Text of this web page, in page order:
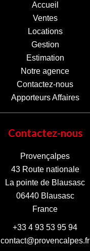
Accueil
Ventes
Locations
Gestion
Estimation
Notre agence
Contactez-nous
Apporteurs Affaires
Contactez-nous
Provençalpes
43 Route nationale
La pointe de Blausasc
06440Blausasc
France
+33 4 93 53 95 94
contact@provencalpes.fr